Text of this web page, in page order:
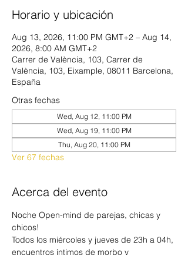
Horario y ubicación
Aug 13, 2026, 11:00 PM GMT+2 – Aug 14,
2026, 8:00 AM GMT+2
Carrer de València, 103, Carrer de
València, 103, Eixample, 08011 Barcelona,
España
Otras fechas
Wed, Aug 12, 11:00 PM
Wed, Aug 19, 11:00 PM
Thu, Aug 20, 11:00 PM
Ver 67 fechas
Acerca del evento
Noche Open-mind de parejas, chicas y
chicos!
Todos los miércoles y jueves de 23h a 04h,
encuentros íntimos de morbo y